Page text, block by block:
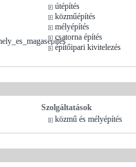
útépítés
közműépítés
mélyépítés
csatorna építés
építőipari kivitelezés
Szolgáltatások
közmű és mélyépítés